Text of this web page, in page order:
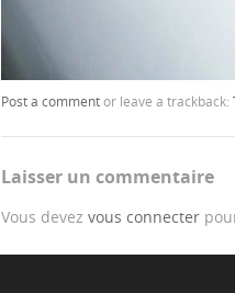
Post a commentor leave a trackback:
Laisser un commentaire
Vous devez vous connecter